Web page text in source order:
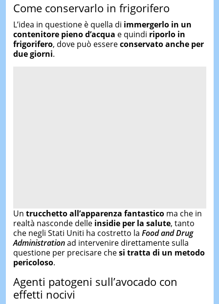
Come conservarlo in frigorifero
L’idea in questione è quella di immergerlo in un
contenitore pieno d’acqua e quindi riporlo in
frigorifero, dove può essereconservato anche per
due giorni.
Un trucchetto all’apparenza fantasticoma che in
realtà nasconde delle insidie per la salute, tanto
che negli Stati Uniti ha costretto la Food and Drug
Administration ad intervenire direttamente sulla
questione per precisare chesi tratta di un metodo
pericoloso.
Agenti patogeni sull’avocado con
effetti nocivi